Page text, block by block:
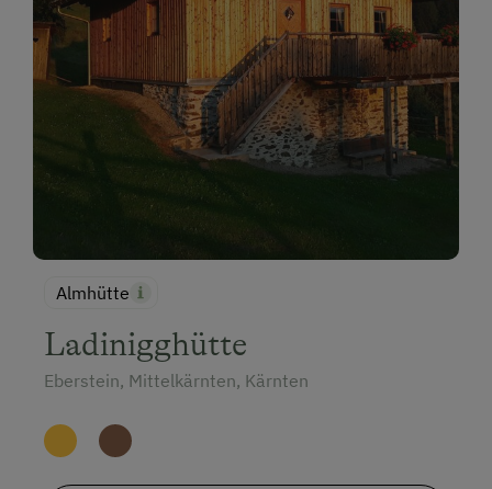
Almhütte
Ladinigghütte
Eberstein, Mittelkärnten, Kärnten